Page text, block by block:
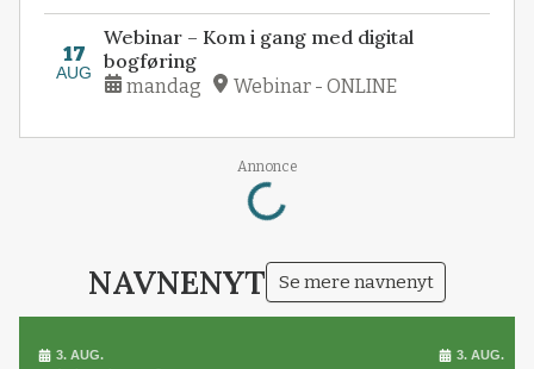
17
AUG
Webinar – Kom i gang med digital
bogføring
mandag Webinar - ONLINE
Annonce
Loading...
NAVNENYT Se mere navnenyt
3. AUG. 3. AUG.